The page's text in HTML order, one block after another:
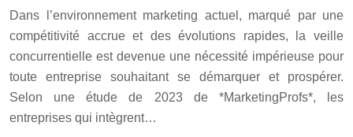
Dans l’environnement marketing actuel, marqué par une
compétitivité accrue et des évolutions rapides, la veille
concurrentielle est devenue une nécessité impérieuse pour
toute entreprise souhaitant se démarquer et prospérer.
Selon une étude de 2023 de *MarketingProfs*, les
entreprises qui intègrent…